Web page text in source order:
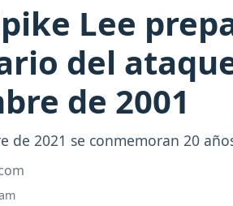
Lee
del
de 2001
de 2021 se conmemoran 20